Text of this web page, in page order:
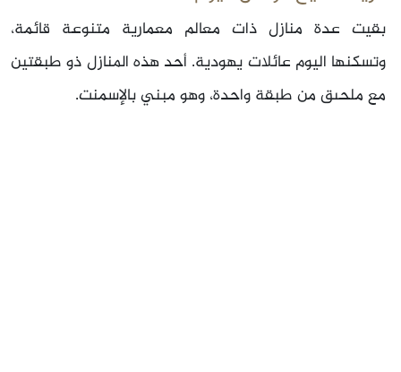
بقيت عدة منازل ذات معالم معمارية متنوعة قائمة،
وتسكنها اليوم عائلات يهودية. أحد هذه المنازل ذو طبقتين
مع ملحىق من طبقة واحدة، وهو مبني بالإسمنت.